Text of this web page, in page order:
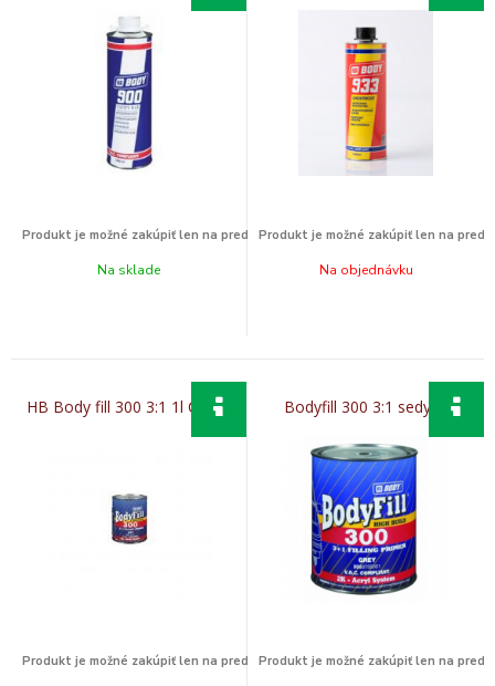
Na sklade Na objednávku
HB Body fill 300 3:1 1l Cierny Bodyfill 300 3:1 sedy 3l